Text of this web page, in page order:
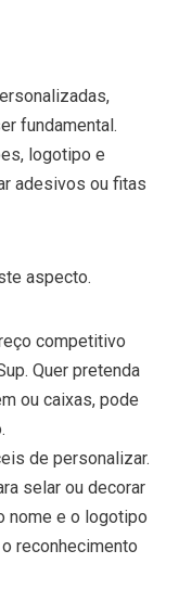
fundamental.
logotipo e
adesivos ou fitas
aspecto.
competitivo
Quer pretenda
ou caixas, pode
de personalizar.
selar ou decorar
nome e o logotipo
reconhecimento